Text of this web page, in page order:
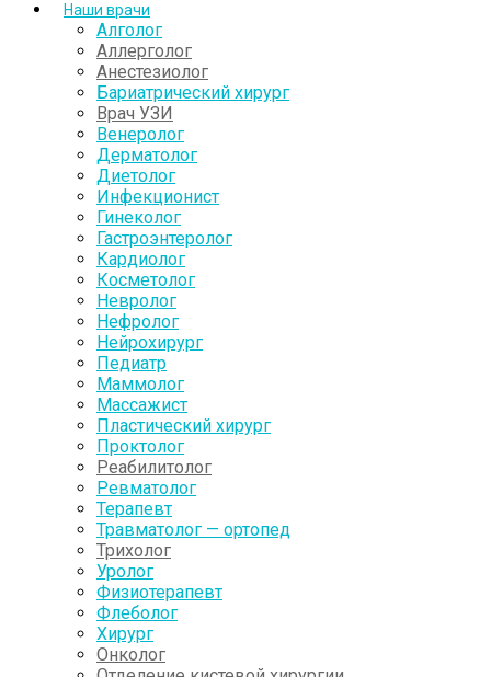
Наши врачи
Алголог
Аллерголог
Анестезиолог
Бариатрический хирург
Врач УЗИ
Венеролог
Дерматолог
Диетолог
Инфекционист
Гинеколог
Гастроэнтеролог
Кардиолог
Косметолог
Невролог
Нефролог
Нейрохирург
Педиатр
Маммолог
Массажист
Пластический хирург
Проктолог
Реабилитолог
Ревматолог
Терапевт
Травматолог — ортопед
Трихолог
Уролог
Физиотерапевт
Флеболог
Хирург
Онколог